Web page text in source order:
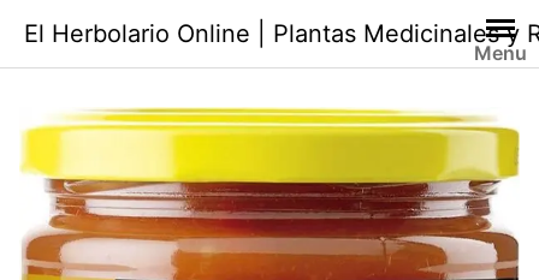
contenido
El Herbolario Online | Plantas Medicinales y
Menu